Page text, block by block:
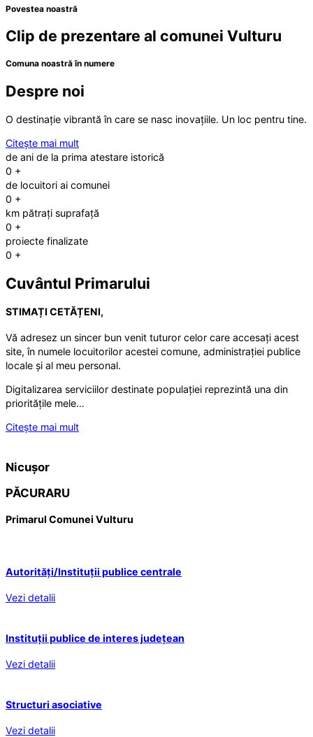
Povestea noastră
Clip de prezentare al comunei Vulturu
Comuna noastră în numere
Despre noi
O destinație vibrantă în care se nasc inovațiile. Un loc pentru tine.
Citește mai mult
de ani de la prima atestare istorică
0 +
de locuitori ai comunei
0 +
km pătrați suprafață
0 +
proiecte finalizate
0 +
Cuvântul Primarului
STIMAȚI CETĂȚENI,
Vă adresez un sincer bun venit tuturor celor care accesați acest
site, în numele locuitorilor acestei comune, administrației publice
locale și al meu personal.
Digitalizarea serviciilor destinate populației reprezintă una din
prioritățile mele…
Citește mai mult
Nicușor
PĂCURARU
Primarul Comunei Vulturu
Autorități/Instituții publice centrale
Vezi detalii
Instituții publice de interes județean
Vezi detalii
Structuri asociative
Vezi detalii